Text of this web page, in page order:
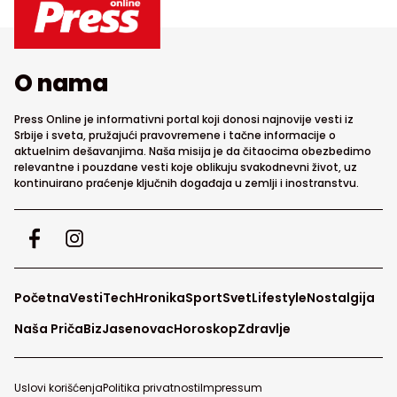
O nama
Press Online je informativni portal koji donosi najnovije vesti iz
Srbije i sveta, pružajući pravovremene i tačne informacije o
aktuelnim dešavanjima. Naša misija je da čitaocima obezbedimo
relevantne i pouzdane vesti koje oblikuju svakodnevni život, uz
kontinuirano praćenje ključnih događaja u zemlji i inostranstvu.
PočetnaVestiTechHronikaSportSvetLifestyleNostalgija
Naša PričaBizJasenovacHoroskopZdravlje
Uslovi korišćenjaPolitika privatnostiImpressum